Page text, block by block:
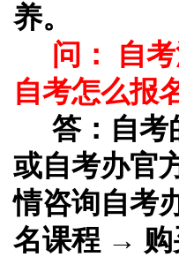
养。
问： 自
自考怎么报
答： 自考
或自考办官
情咨询自考
名课程 → 购